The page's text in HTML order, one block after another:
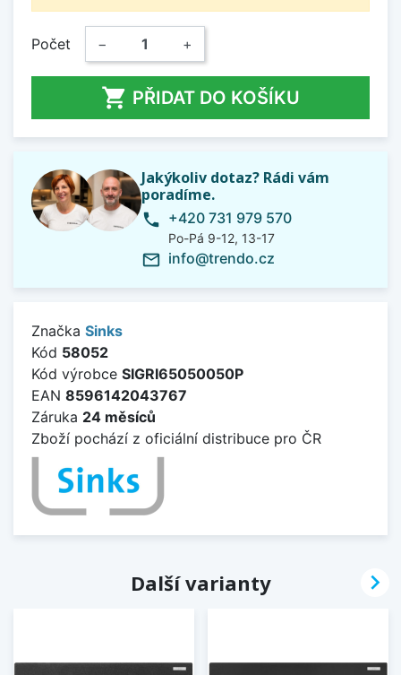
Počet − +
 PŘIDAT DO KOŠÍKU
Jakýkoliv dotaz? Rádi vám
poradíme.
phone +420 731 979 570
Po-Pá 9-12, 13-17
mail_outline info@trendo.cz
Značka Sinks
Kód 58052
Kód výrobce SIGRI65050050P
EAN 8596142043767
Záruka 24 měsíců
Zboží pochází z oficiální distribuce pro ČR
Další varianty 